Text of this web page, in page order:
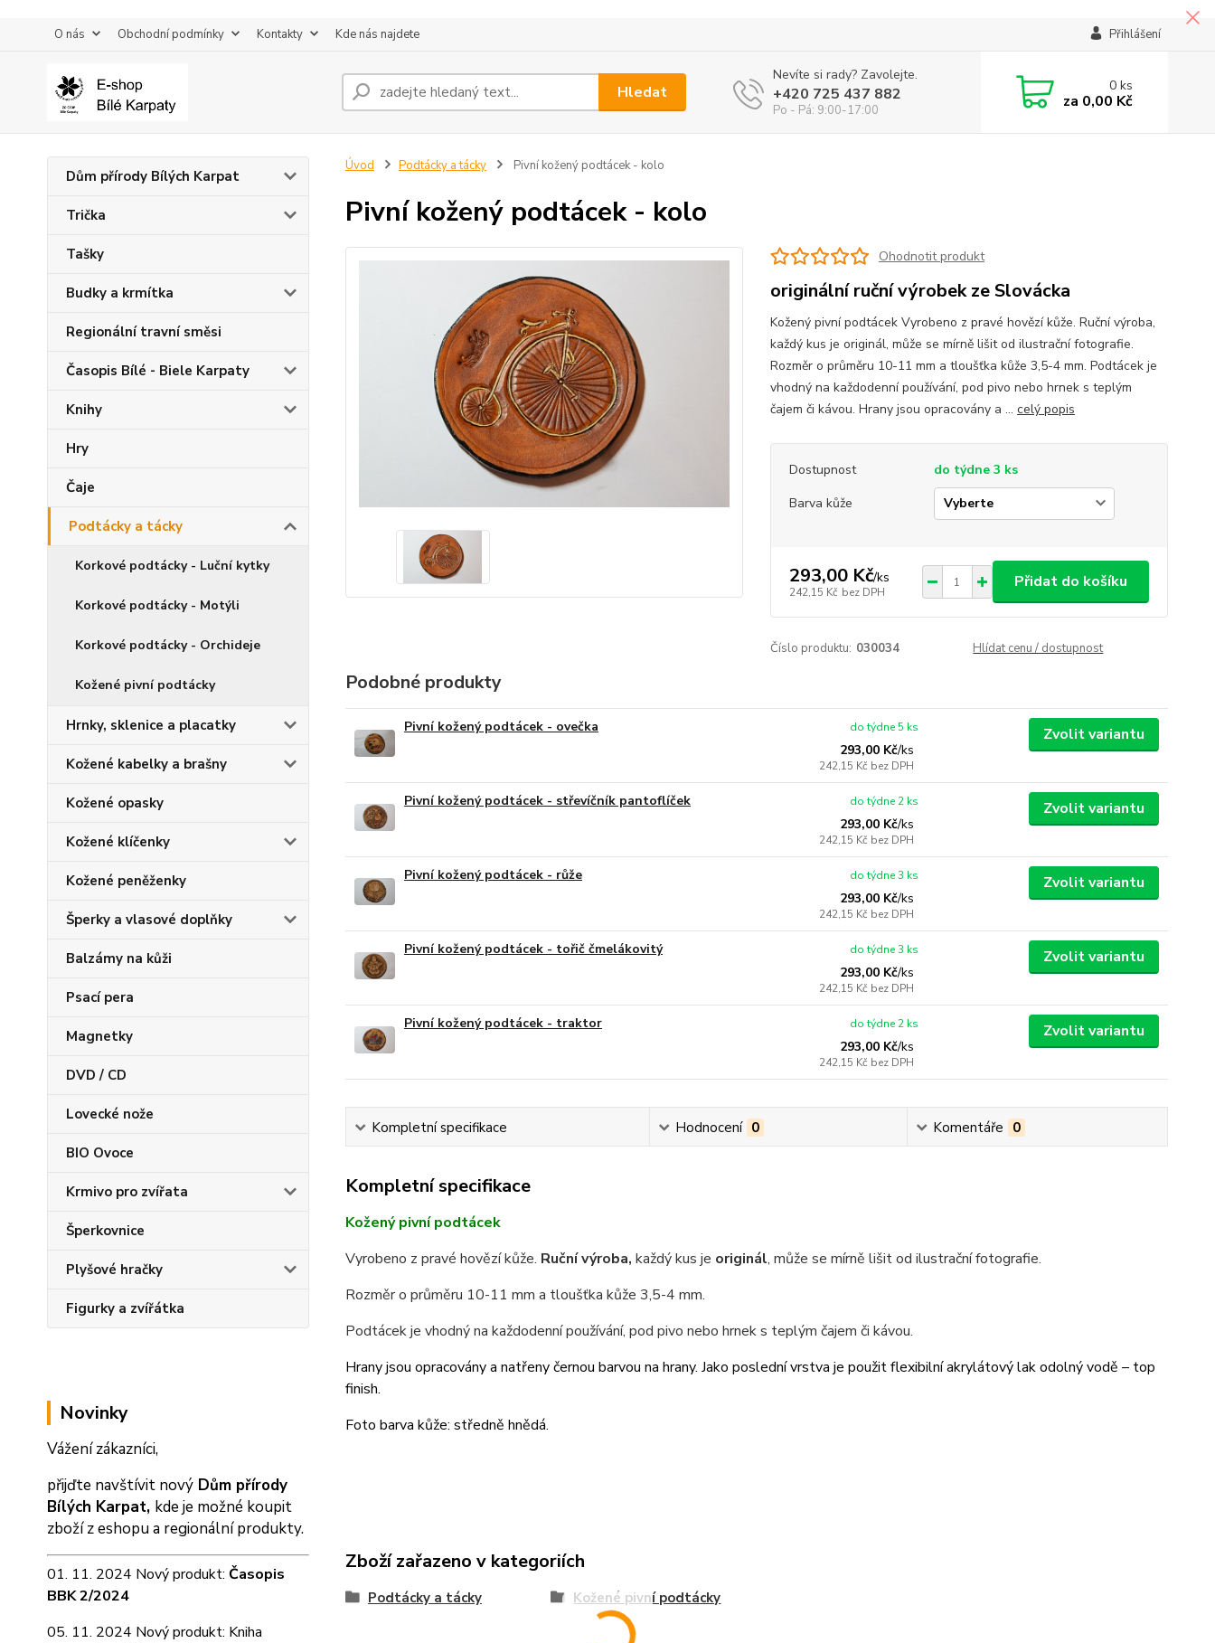
O nás Obchodní podmínky Kontakty Kde nás najdete Přihlášení
Hledat
Nevíte si rady? Zavolejte.
+420 725 437 882
Po - Pá: 9:00-17:00
0ks
za 0,00 Kč
Dům přírody Bílých Karpat
Trička
Tašky
Budky a krmítka
Regionální travní směsi
Časopis Bílé - Biele Karpaty
Knihy
Hry
Čaje
Podtácky a tácky
Korkové podtácky - Luční kytky
Korkové podtácky - Motýli
Korkové podtácky - Orchideje
Kožené pivní podtácky
Hrnky, sklenice a placatky
Kožené kabelky a brašny
Kožené opasky
Kožené klíčenky
Kožené peněženky
Šperky a vlasové doplňky
Balzámy na kůži
Psací pera
Magnetky
DVD / CD
Lovecké nože
BIO Ovoce
Krmivo pro zvířata
Šperkovnice
Plyšové hračky
Figurky a zvířátka
Novinky
Vážení zákazníci,
přijďte navštívit nový Dům přírody
Bílých Karpat, kde je možné koupit
zboží z eshopu a regionální produkty.
01. 11. 2024 Nový produkt: Časopis
BBK 2/2024
05. 11. 2024 Nový produkt: Kniha
Úvod Podtácky a tácky Pivní kožený podtácek - kolo
Pivní kožený podtácek - kolo
Ohodnotit produkt
originální ruční výrobek ze Slovácka
Kožený pivní podtácek Vyrobeno z pravé hovězí kůže. Ruční výroba,
každý kus je originál, může se mírně lišit od ilustrační fotografie.
Rozměr o průměru 10-11 mm a tloušťka kůže 3,5-4 mm. Podtácek je
vhodný na každodenní používání, pod pivo nebo hrnek s teplým
čajem či kávou. Hrany jsou opracovány a ... celý popis
Dostupnost
do týdne 3 ks
Barva kůže
293,00 Kč/ks
242,15 Kč bez DPH
Přidat do košíku
Číslo produktu: 030034 Hlídat cenu / dostupnost
Podobné produkty
Pivní kožený podtácek - ovečka
293,00 Kč/ks
242,15 Kč bez DPH
do týdne 5 ks Zvolit variantu
Pivní kožený podtácek - střevíčník pantoflíček
293,00 Kč/ks
242,15 Kč bez DPH
do týdne 2 ks Zvolit variantu
Pivní kožený podtácek - růže
293,00 Kč/ks
242,15 Kč bez DPH
do týdne 3 ks Zvolit variantu
Pivní kožený podtácek - tořič čmelákovitý
293,00 Kč/ks
242,15 Kč bez DPH
do týdne 3 ks Zvolit variantu
Pivní kožený podtácek - traktor
293,00 Kč/ks
242,15 Kč bez DPH
do týdne 2 ks Zvolit variantu
Kompletní specifikace Hodnocení 0 Komentáře 0
Kompletní specifikace
Kožený pivní podtácek
Vyrobeno z pravé hovězí kůže. Ruční výroba, každý kus je originál, může se mírně lišit od ilustrační fotografie.
Rozměr o průměru 10-11 mm a tloušťka kůže 3,5-4 mm.
Podtácek je vhodný na každodenní používání, pod pivo nebo hrnek s teplým čajem či kávou.
Hrany jsou opracovány a natřeny černou barvou na hrany. Jako poslední vrstva je použit flexibilní akrylátový lak odolný vodě – top
finish.
Foto barva kůže: středně hnědá.
Zboží zařazeno v kategoriích
Podtácky a tácky Kožené pivní podtácky